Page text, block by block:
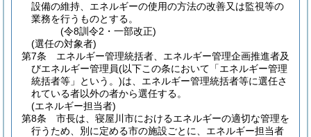
設備の維持、エネルギーの使用の方法の改善又は監視等の
業務を行うものとする。
(令8訓令2・一部改正)
(選任の対象者)
第7条
エネルギー管理統括者、エネルギー管理企画推進者及
びエネルギー管理員(以下この条において「エネルギー管理
統括者等」という。)は、エネルギー管理統括者等に選任さ
れている者以外の者から選任する。
(エネルギー担当者)
第8条
市長は、寝屋川市におけるエネルギーの適切な管理を
行うため、別に定める市の施設ごとに、エネルギー担当者